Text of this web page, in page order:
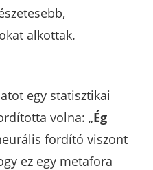
alkottak.
egy statisztikai
volna: „Ég
fordító viszont
ez egy metafora